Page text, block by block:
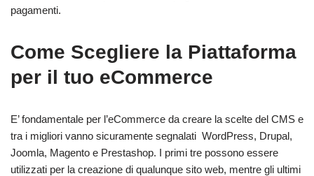
pagamenti.
Come Scegliere la Piattaforma
per il tuo eCommerce
E’ fondamentale per l’eCommerce da creare la scelte del CMS e
tra i migliori vanno sicuramente segnalati WordPress, Drupal,
Joomla, Magento e Prestashop. I primi tre possono essere
utilizzati per la creazione di qualunque sito web, mentre gli ultimi